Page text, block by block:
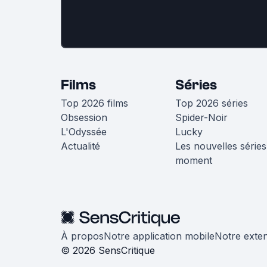
Films
Top 2026 films
Obsession
L'Odyssée
Actualité
Séries
Top 2026 séries
Spider-Noir
Lucky
Les nouvelles
moment
À proposNotre application mobileNotre
© 2026 SensCritique